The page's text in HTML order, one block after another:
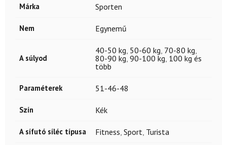
Márka Sporten
Nem Egynemű
A súlyod
40-50 kg, 50-60 kg, 70-80 kg,
80-90 kg, 90-100 kg, 100 kg és
több
Paraméterek 51-46-48
Szín Kék
A sífutó síléc típusa Fitness, Sport, Turista